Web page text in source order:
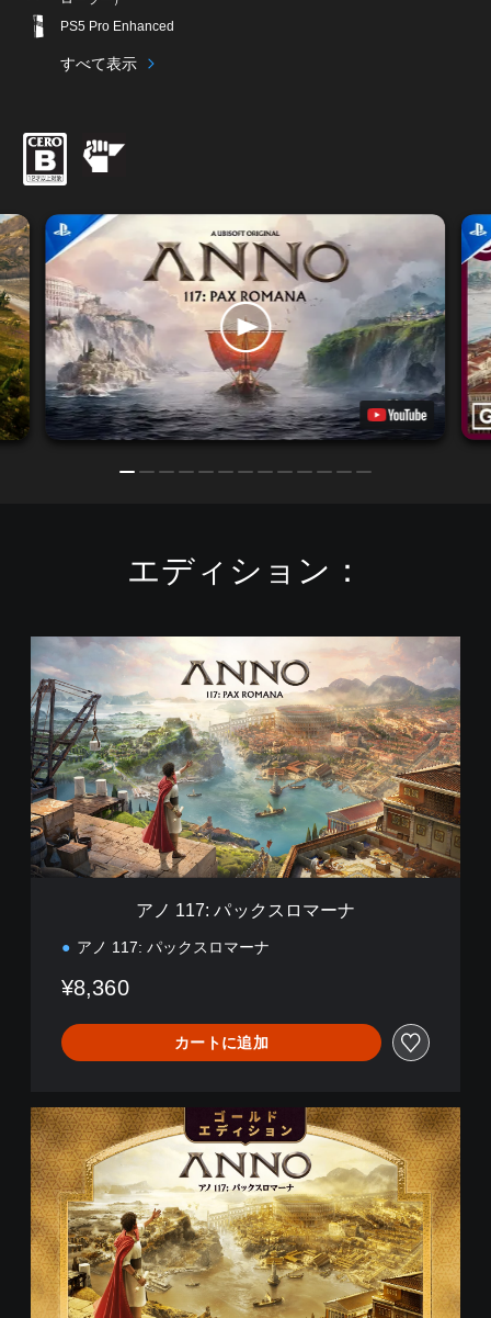
PS5 Pro Enhanced
すべて表示
エディション：
ノ
1
1
7
:
パ
ッ
ク
ス
ロ
マ
アノ 117: パックスロマーナ
アノ 117: パックスロマーナ
¥8,360
カートに追加
ゴ
ー
ル
ド
エ
デ
ィ
シ
ョ
ン